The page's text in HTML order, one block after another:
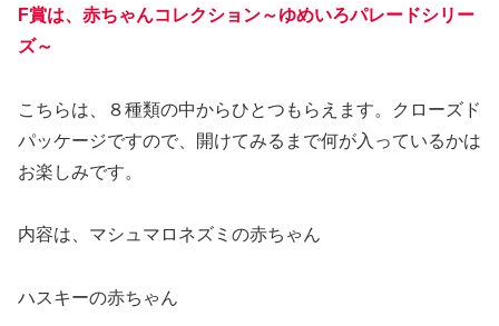
F賞は、赤ちゃんコレクション～ゆめいろパレードシリー
ズ～
こちらは、８種類の中からひとつもらえます。クローズド
パッケージですので、開けてみるまで何が入っているかは
お楽しみです。
内容は、マシュマロネズミの赤ちゃん
ハスキーの赤ちゃん